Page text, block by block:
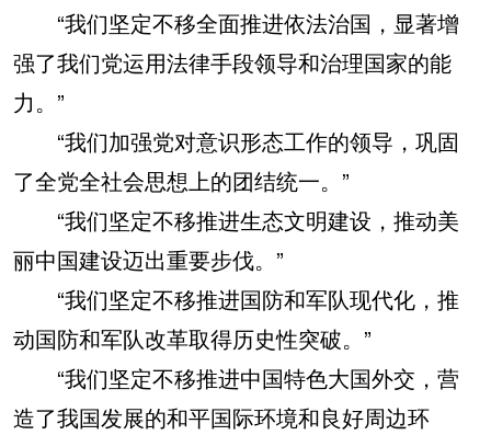
“我们坚定不移全面推进依法治国，显著增
强了我们党运用法律手段领导和治理国家的能
力。”
“我们加强党对意识形态工作的领导，巩固
了全党全社会思想上的团结统一。”
“我们坚定不移推进生态文明建设，推动美
丽中国建设迈出重要步伐。”
“我们坚定不移推进国防和军队现代化，推
动国防和军队改革取得历史性突破。”
“我们坚定不移推进中国特色大国外交，营
造了我国发展的和平国际环境和良好周边环